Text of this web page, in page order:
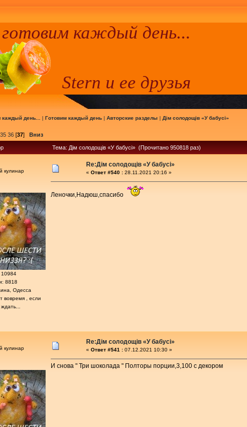
каждый день...
Stern и ее друзья
день... | Готовим каждый день| Авторские разделы | Дім солодощів «У бабусі»
35 36 [37] Вниз
Тема: Дім солодощів «У бабусі» (Прочитано 950818 раз)
кулинар
8818
Одесса
вовремя , если
Re:Дім солодощів «У бабусі»
« Ответ #540 : 28.11.2021 20:16 »
Леночки,Надюш,спасибо
кулинар
Re:Дім солодощів «У бабусі»
« Ответ #541 : 07.12.2021 10:30 »
И снова " Три шоколада " Полторы порции,3,100 с декором